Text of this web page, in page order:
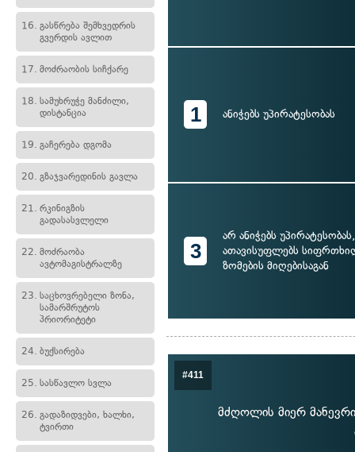
16. გასწრება შემხვედრის
გვერდის ავლით
17. მოძრაობის სიჩქარე
18. სამუხრუჭე მანძილი,
დისტანცია
19. გაჩერება დგომა
20. გზაჯვარედინის გავლა
21. რკინიგზის
გადასასვლელი
22. მოძრაობა
ავტომაგისტრალზე
23. საცხოვრებელი ზონა,
სამარშრუტოს
პრიორიტეტი
24. ბუქსირება
25. სასწავლო სვლა
26. გადაზიდვები, ხალხი,
ტვირთი
1 ანიჭებს უპირატესობას
3
არ ანიჭებს
ათავისუფლებს
ზომების მიღებისაგან
#411
მძღოლის მიერ